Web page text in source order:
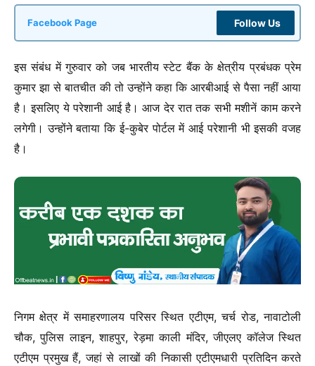
Facebook Page Follow Us
इस संबंध में गुरुवार को जब भारतीय स्टेट बैंक के क्षेत्रीय प्रबंधक प्रेम
कुमार झा से बातचीत की तो उन्होंने कहा कि आरबीआई से पैसा नहीं आया
है। इसलिए ये परेशानी आई है। आज देर रात तक सभी मशीनें काम करने
लगेगी। उन्होंने बताया कि ई-कुबेर पोर्टल में आई परेशानी भी इसकी वजह
है।
निगम क्षेत्र में समाहरणालय परिसर स्थित एटीएम, चर्च रोड, नावाटोली
चौक, पुलिस लाइन, शाहपुर, रेड़मा काली मंदिर, जीएलए कॉलेज स्थित
एटीएम प्रमुख हैं, जहां से लाखों की निकासी एटीएमधारी प्रतिदिन करते